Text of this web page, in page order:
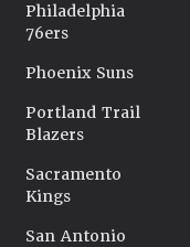
Philadelphia
76ers
Phoenix Suns
Portland Trail
Blazers
Sacramento
Kings
San Antonio